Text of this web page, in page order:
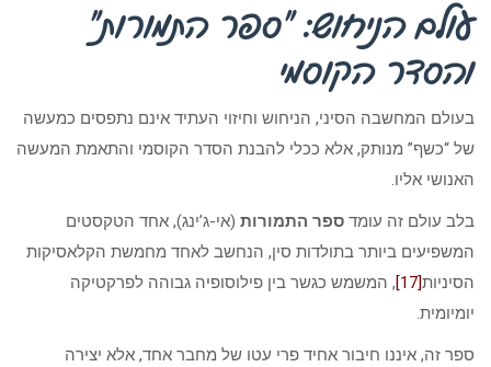
עולם הניחוש: “ספר התמורות”
והסדר הקוסמי
בעולם המחשבה הסיני, הניחוש וחיזוי העתיד אינם נתפסים כמעשה
של “כשף” מנותק, אלא ככלי להבנת הסדר הקוסמי והתאמת המעשה
האנושי אליו.
בלב עולם זה עומד ספר התמורות (אי-ג’ינג), אחד הטקסטים
המשפיעים ביותר בתולדות סין, הנחשב לאחד מחמשת הקלאסיקות
הסיניות[17]
, המשמש כגשר בין פילוסופיה גבוהה לפרקטיקה
יומיומית.
ספר זה, איננו חיבור אחיד פרי עטו של מחבר אחד, אלא יצירה